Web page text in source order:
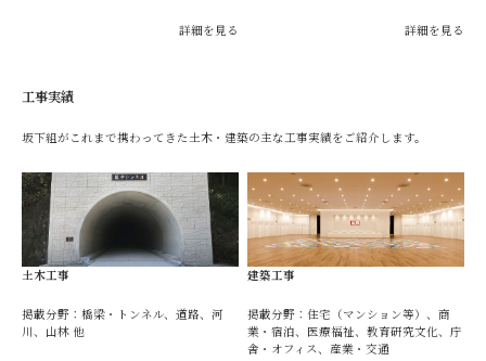
詳細を見る 詳細を見る
工事実績
坂下組がこれまで携わってきた土木・建築の主な工事実績をご紹介します。
土木工事
掲載分野：橋梁・トンネル、道路、河
川、山林 他
建築工事
掲載分野：住宅（マンション等）、商
業・宿泊、医療福祉、教育研究文化、庁
舎・オフィス、産業・交通